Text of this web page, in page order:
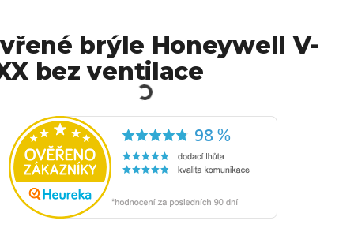
brýle Honeywell V-
bez ventilace